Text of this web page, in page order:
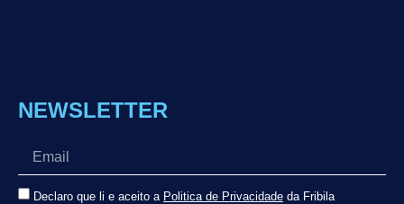
NEWSLETTER
Declaro que li e aceito a Politica de Privacidade da Fribila